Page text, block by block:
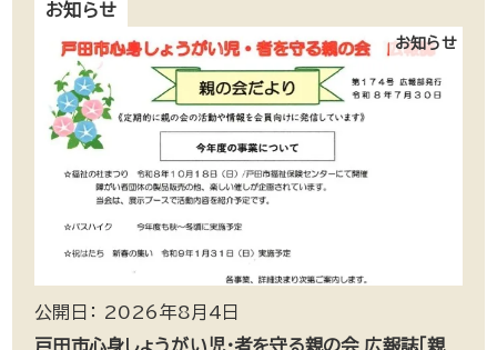
お知らせ
お知らせ
公開日： 2026年8月4日
戸田市心身しょうがい児・者を守る親の会 広報誌「親